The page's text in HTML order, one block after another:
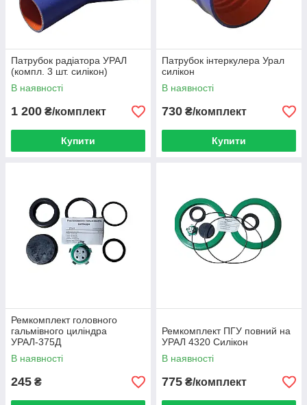
Патрубок радіатора УРАЛ
(компл. 3 шт. силікон)
В наявності
1 200 ₴/комплект
Купити
Патрубок інтеркулера Урал
силікон
В наявності
730 ₴/комплект
Купити
Ремкомплект головного
гальмівного циліндра
УРАЛ-375Д
В наявності
245 ₴
Ремкомплект ПГУ повний на
УРАЛ 4320 Силікон
В наявності
775 ₴/комплект